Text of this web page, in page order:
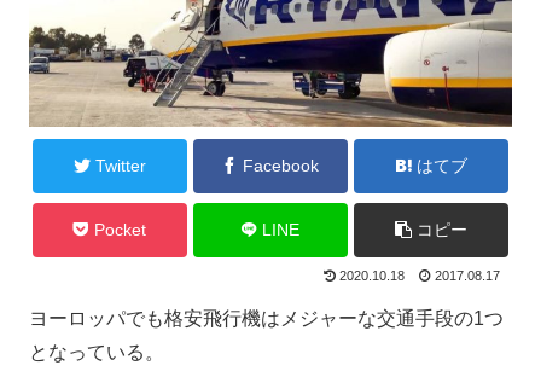
Twitter Facebook はてブ
Pocket LINE コピー
2020.10.18 2017.08.17
ヨーロッパでも格安飛行機はメジャーな交通手段の1つ
となっている。